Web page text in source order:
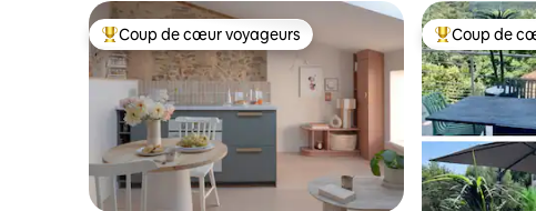
Coups de cœur voyageurs les plus appréciés
Coup de cœur voyageurs Coups de
Coup de